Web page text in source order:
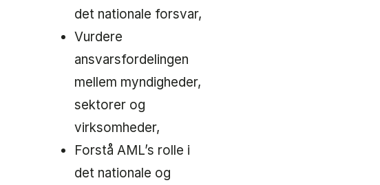
det nationale forsvar,
Vurdere
ansvarsfordelingen
mellem myndigheder,
sektorer og
virksomheder,
Forstå AML’s rolle i
det nationale og